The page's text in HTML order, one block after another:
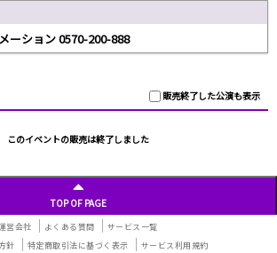
ーション 0570-200-888
販売終了した公演も表示
このイベントの販売は終了しました
TOP OF PAGE
営会社 よくある質問
サービス一覧
針
特定商取引法に基づく表示 サービス利用規約